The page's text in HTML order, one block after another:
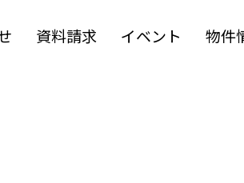
資料請求 イベント 物件